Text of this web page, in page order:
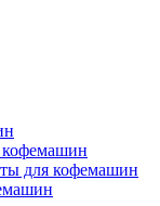
кофемашин
для кофемашин